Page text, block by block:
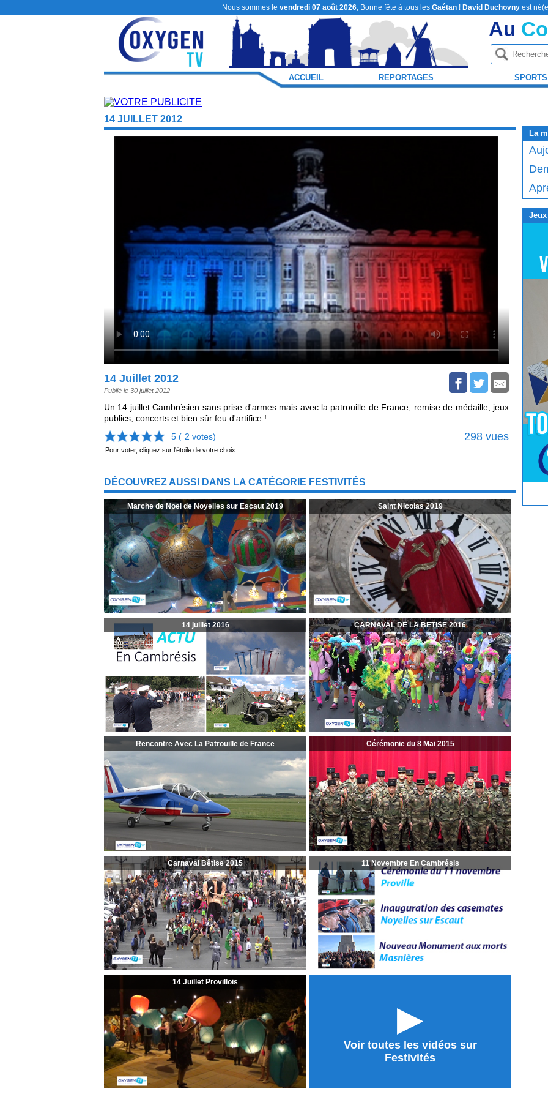
Nous sommes le vendredi 07 août 2026, Bonne fête à tous les Gaétan! David Duchovnyest
Au
ACCUEIL REPORTAGES SPORTS
14 JUILLET 2012
14 Juillet 2012
Publié le 30 juillet 2012
Un 14 juillet Cambrésien sans prise d'armes mais avec la patrouille de France, remise de médaille, jeux
publics, concerts et bien sûr feu d'artifice !
5 ( 2 votes) 298 vues
Pour voter, cliquez sur l'étoile de votre choix
DÉCOUVREZ AUSSI DANS LA CATÉGORIE FESTIVITÉS
Marche de Noel de Noyelles sur Escaut 2019 Saint Nicolas 2019
14 juillet 2016 CARNAVAL DE LA BETISE 2016
Rencontre Avec La Patrouille de France Cérémonie du 8 Mai 2015
Carnaval Bêtise 2015 11 Novembre En Cambrésis
14 Juillet Provillois
►
Voir toutes les vidéos sur
Festivités
La
Jeux